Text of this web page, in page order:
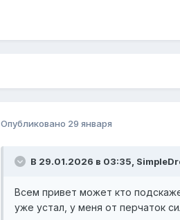
Опубликовано 29 января
В 29.01.2026 в 03:35,
Всем привет может кто
уже устал, у меня от перчаток